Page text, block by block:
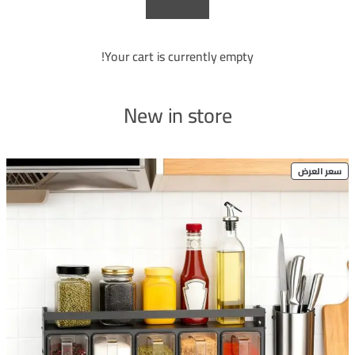
Your cart is currently empty!
New in store
سعر العرضPRODUCT
ON
SALE